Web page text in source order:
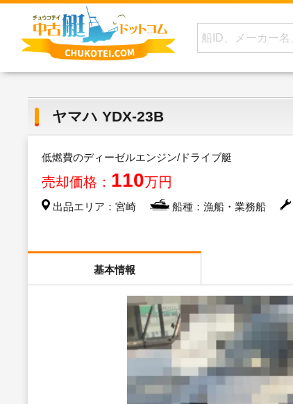
ヤマハ YDX-23B
低燃費のディーゼルエンジン/ドライブ艇
売却価格： 110万円
出品エリア：宮崎 船種：漁船・業務船
基本情報